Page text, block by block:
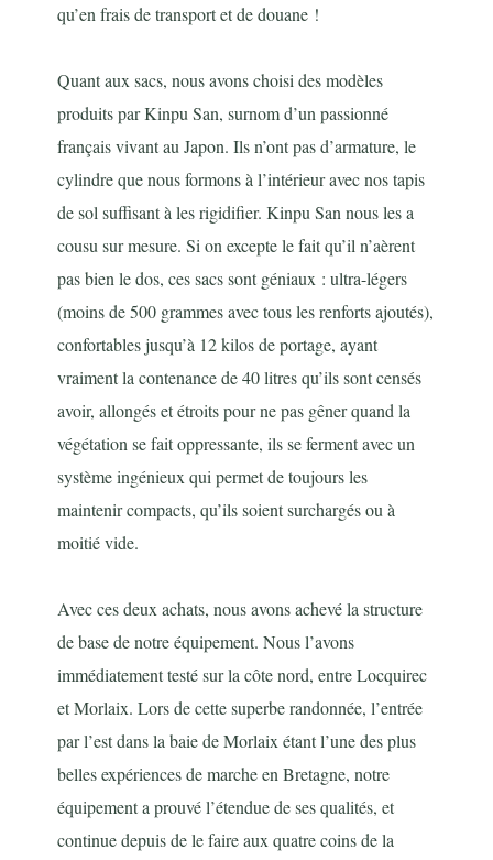
qu’en frais de transport et de douane !
Quant aux sacs, nous avons choisi des modèles
produits par Kinpu San, surnom d’un passionné
français vivant au Japon. Ils n’ont pas d’armature, le
cylindre que nous formons à l’intérieur avec nos tapis
de sol suffisant à les rigidifier. Kinpu San nous les a
cousu sur mesure. Si on excepte le fait qu’il n’aèrent
pas bien le dos, ces sacs sont géniaux : ultra-légers
(moins de 500 grammes avec tous les renforts ajoutés),
confortables jusqu’à 12 kilos de portage, ayant
vraiment la contenance de 40 litres qu’ils sont censés
avoir, allongés et étroits pour ne pas gêner quand la
végétation se fait oppressante, ils se ferment avec un
système ingénieux qui permet de toujours les
maintenir compacts, qu’ils soient surchargés ou à
moitié vide.
Avec ces deux achats, nous avons achevé la structure
de base de notre équipement. Nous l’avons
immédiatement testé sur la côte nord, entre Locquirec
et Morlaix. Lors de cette superbe randonnée, l’entrée
par l’est dans la baie de Morlaix étant l’une des plus
belles expériences de marche en Bretagne, notre
équipement a prouvé l’étendue de ses qualités, et
continue depuis de le faire aux quatre coins de la